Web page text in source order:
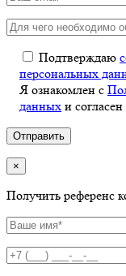
Подтверждаю
персональных
Я ознакомлен с
данных и
×
Получить референс